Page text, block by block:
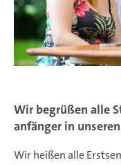
Wir begrüßen alle
anfänger in
Wir heißen alle